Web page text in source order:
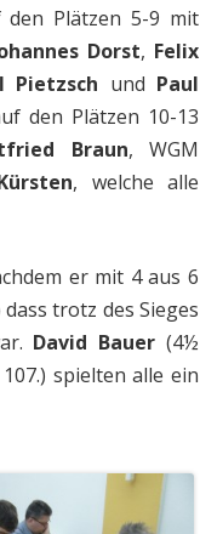
Plätzen 5-9 mit
Dorst, Felix
Pietzsch und Paul
den Plätzen 10-13
Braun, WGM
, welche alle
er mit 4 aus 6
trotz des Sieges
David Bauer (4½
spielten alle ein